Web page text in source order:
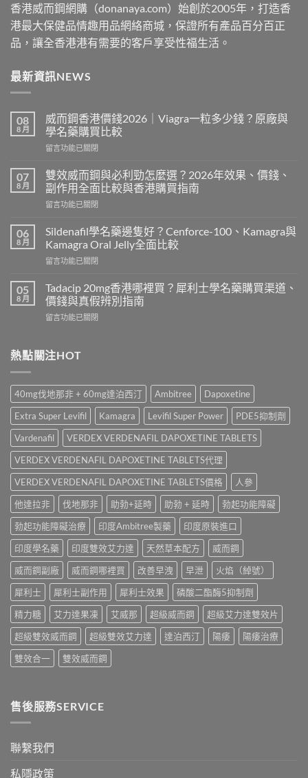
香港威而鋼網購（donanaya.com）始創於2005年，打造香
港最大保健品情趣用品網絡商城，保證所有產品百分百正
品，讓全香港港有需要的客戶享受性福生活。
最新資訊NEWS
08
8 月
威而鋼香港價錢2026｜Viagra一粒多少錢？原廠與
學名藥購買比較
在
而
鋼
香
港
錢
2026
Viagra
粒
多
錢？
與
藥
購
買
比
較〉
中
留言功能已關閉
07
8 月
雙效威而鋼與必利勁怎麼選？2026年效果、價錢、
副作用全面比較與香港購買指南
在
效
而
鋼
必
利
勁
怎
2026
果、
價
錢、
副
作
用
全
面
比
較
與
香
港
購
買
指
南〉
留言功能已關閉
06
8 月
Sildenafil學名藥邊隻好？Cenforce-100、Kamagra與
Kamagra Oral Jelly全面比較
在
學
名
藥
邊
Cenforce-
與
Kamagra
Jelly
全
面
比
較〉
中
留言功能已關閉
05
8 月
Tadacip 20mg香港哪裡買？犀利士學名藥購買渠道、
價錢與真假辨別指南
在
香
港
裡
買？
犀
利
士
學
名
藥
購
買
渠
道、
價
錢
與
真
假
辨
指
南〉
中
留言功能已關閉
熱點關注HOT
40mg伐地那非 + 60mg達泊西汀 Ambitree
Dapoxetine
Extra Super Levifil
Kamagra Levifil Super Power
PDE5抑制劑
Vardenafil
VERDEX VERDENAFIL DAPOXETINE TABLETS
VERDEX VERDENAFIL DAPOXETINE TABLETS代理
VERDEX VERDENAFIL DAPOXETINE TABLETS價格
人參
他達拉非
伐地那非 助勃+延時 助勃 + 延時
勃起功能障礙
勃起功能障礙治療
印度Ambitree製藥
印度原裝進口
印度學名藥
印度雙效艾力達 天然草本配方
威而鋼
威而鋼副廠
威而鋼哪裡買 改善早洩 早泄
火焰（綽號）
犀利士
犀利士副作用 犀利士效果
磷酸二酯酶5抑制劑
精力糖
艾力達果凍 艾威那 超級威而鋼
超級艾力達雙效片
超級雙效威而鋼
超級雙效艾力達 達泊西汀 陽痿
陽痿治療
雙效合一
雙效威而鋼
售後服務SERVICE
聯繫我們
私隱政策